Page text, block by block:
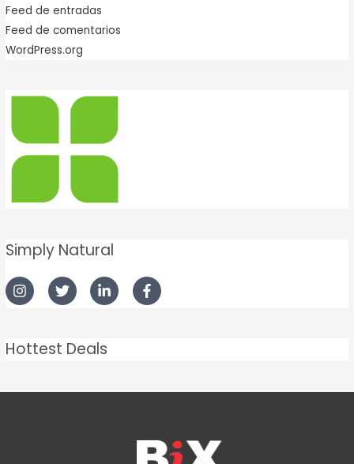
Feed de entradas
Feed de comentarios
WordPress.org
Simply Natural
Hottest Deals